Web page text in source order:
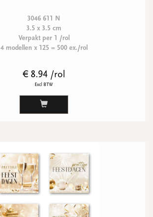
3046 611 N
3.5 x 3.5 cm
Verpakt per 1 /rol
4 modellen x 125 = 500 ex./rol
€ 8.94 /rol
Excl BTW